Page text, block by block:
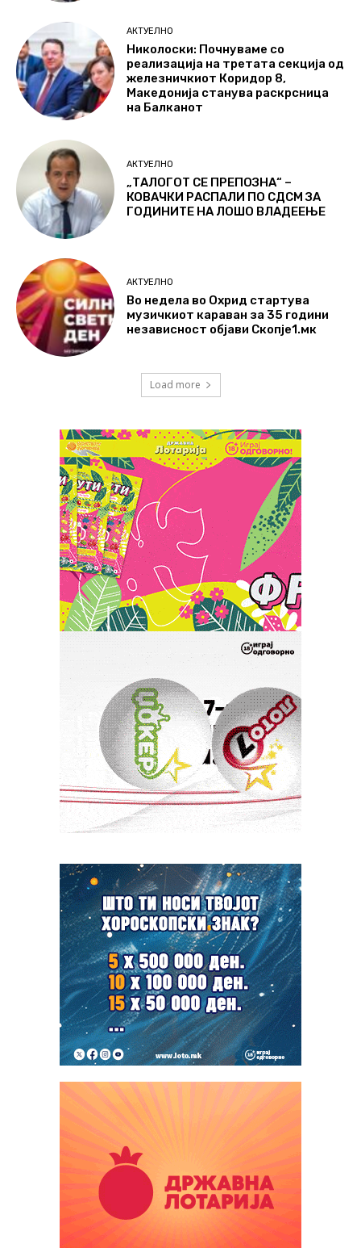
АКТУЕЛНО
Николоски: Почнуваме со
реализација на третата секција од
железничкиот Коридор 8,
Македонија станува раскрсница
на Балканот
АКТУЕЛНО
„ТАЛОГОТ СЕ ПРЕПОЗНА“ –
КОВАЧКИ РАСПАЛИ ПО СДСМ ЗА
ГОДИНИТЕ НА ЛОШО ВЛАДЕЕЊЕ
АКТУЕЛНО
Во недела во Охрид стартува
музичкиот караван за 35 години
независност објави Скопје1.мк
Load more